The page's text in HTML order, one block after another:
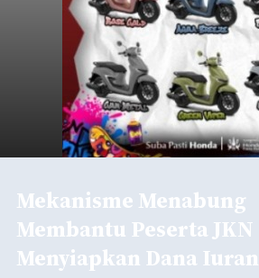
Mekanisme Menabung
Membantu Peserta JKN
Menyiapkan Dana Iuran